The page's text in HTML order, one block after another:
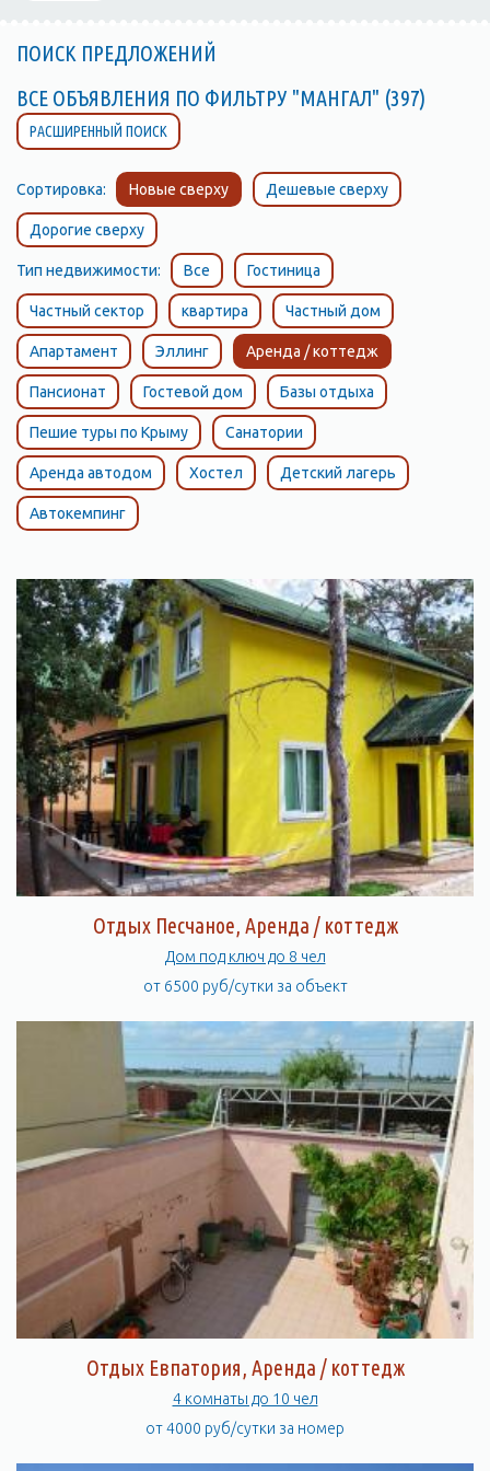
ПОИСК ПРЕДЛОЖЕНИЙ
ВСЕ ОБЪЯВЛЕНИЯ ПО ФИЛЬТРУ "МАНГАЛ" (397)
РАСШИРЕННЫЙ ПОИСК
Сортировка: Новые сверху Дешевые сверху
Дорогие сверху
Тип недвижимости: Все Гостиница
Частный сектор квартира Частный дом
Апартамент Эллинг Аренда / коттедж
Пансионат Гостевой дом Базы отдыха
Пешие туры по Крыму Санатории
Аренда автодом Хостел Детский лагерь
Автокемпинг
Отдых Песчаное, Аренда / коттедж
Дом под ключ до 8 чел
от 6500 руб/сутки за объект
Отдых Евпатория, Аренда / коттедж
4 комнаты до 10 чел
от 4000 руб/сутки за номер